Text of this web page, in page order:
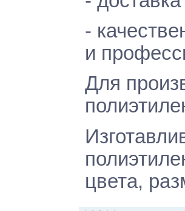
-
и
Для
цвета,